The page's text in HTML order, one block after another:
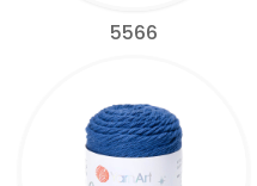
5566